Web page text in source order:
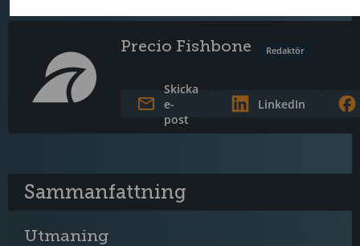
Precio Fishbone Redaktör
Skicka
e-
post
LinkedIn
Sammanfattning
Utmaning